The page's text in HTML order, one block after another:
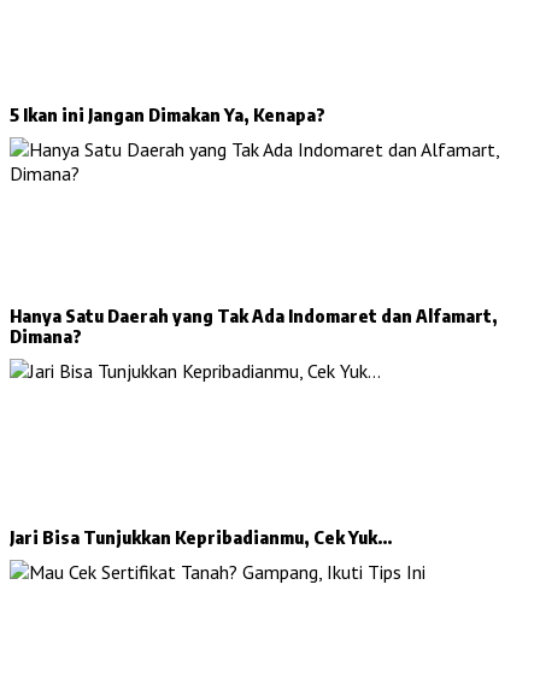
5 Ikan ini Jangan Dimakan Ya, Kenapa?
Hanya Satu Daerah yang Tak Ada Indomaret dan Alfamart,
Dimana?
Jari Bisa Tunjukkan Kepribadianmu, Cek Yuk…